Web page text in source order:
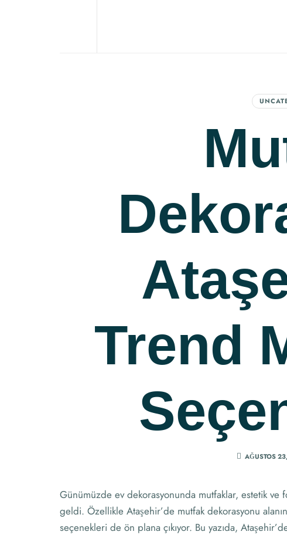
Trend
AĞUSTOS
Günümüzde ev dekorasyonunda mutfaklar, estetik
geldi. Özellikle Ataşehir’de mutfak dekorasyonu
seçenekleri de ön plana çıkıyor. Bu yazıda,